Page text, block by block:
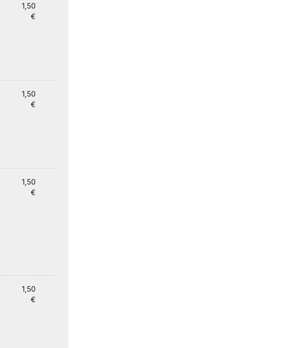
1,50
€
1,50
€
1,50
€
1,50
€